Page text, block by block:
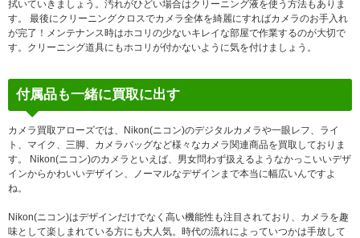
拭いていきましょう。汚れがひどい場合はクリーニング液を使う方法もありま
す。 最後にクリーニングクロスでカメラ全体を綺麗にすればカメラのお手入れ
が完了！メンテナンス時はホコリの少ないキレイな部屋で作業するのが大切で
す。クリーニング道具にもホコリが付かないように気を付けましょう。
付属品も一緒に買取に出す
カメラ買取アローズでは、Nikon(ニコン)のデジタルカメラや一眼レフ、ライ
ト、マイク、三脚、カメラバッグなど様々なカメラ関連商品を買取しておりま
す。 Nikon(ニコン)のカメラといえば、男女問わず扱えるようなかっこいいデザ
インからかわいいデザイン、ノーマルなデザインまで本当に幅広いんですよ
ね。
Nikon(ニコン)はデザインだけでなく高い機能性も注目されており、カメラを趣
味として楽しまれている方にも大人気。時代の流れによっていつかは手放して